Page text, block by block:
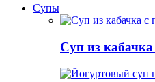
Супы
Суп из